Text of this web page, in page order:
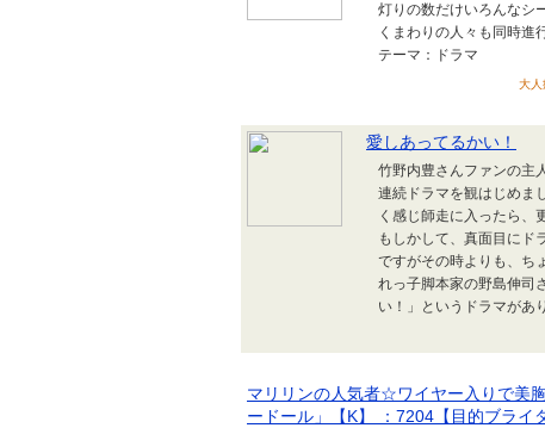
灯りの数だけいろんなシ
くまわりの人々も同時進
テーマ：ドラマ
大
愛しあってるかい！
竹野内豊さんファンの主
連続ドラマを観はじめま
く感じ師走に入ったら、
もしかして、真面目にド
ですがその時よりも、ち
れっ子脚本家の野島伸司
い！」というドラマがあ
マリリンの人気者☆ワイヤー入りで美
ードール」【K】 ：7204【目的ブライ